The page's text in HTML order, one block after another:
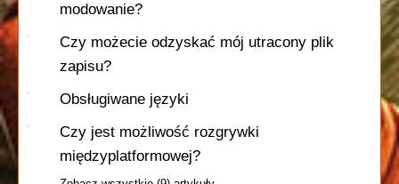
modowanie?
Czy możecie odzyskać mój utracony plik
zapisu?
Obsługiwane języki
Czy jest możliwość rozgrywki
międzyplatformowej?